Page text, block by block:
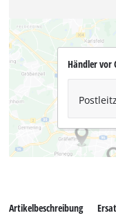
Händler vor
Artikelbeschreibung